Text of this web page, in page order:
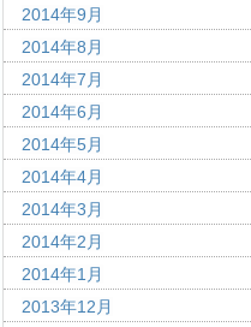
2014年9月
2014年8月
2014年7月
2014年6月
2014年5月
2014年4月
2014年3月
2014年2月
2014年1月
2013年12月